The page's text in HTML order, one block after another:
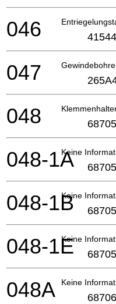
046
047
048
Keine
048-1A
Keine
048-1B
Keine
048-1E
Keine
048A